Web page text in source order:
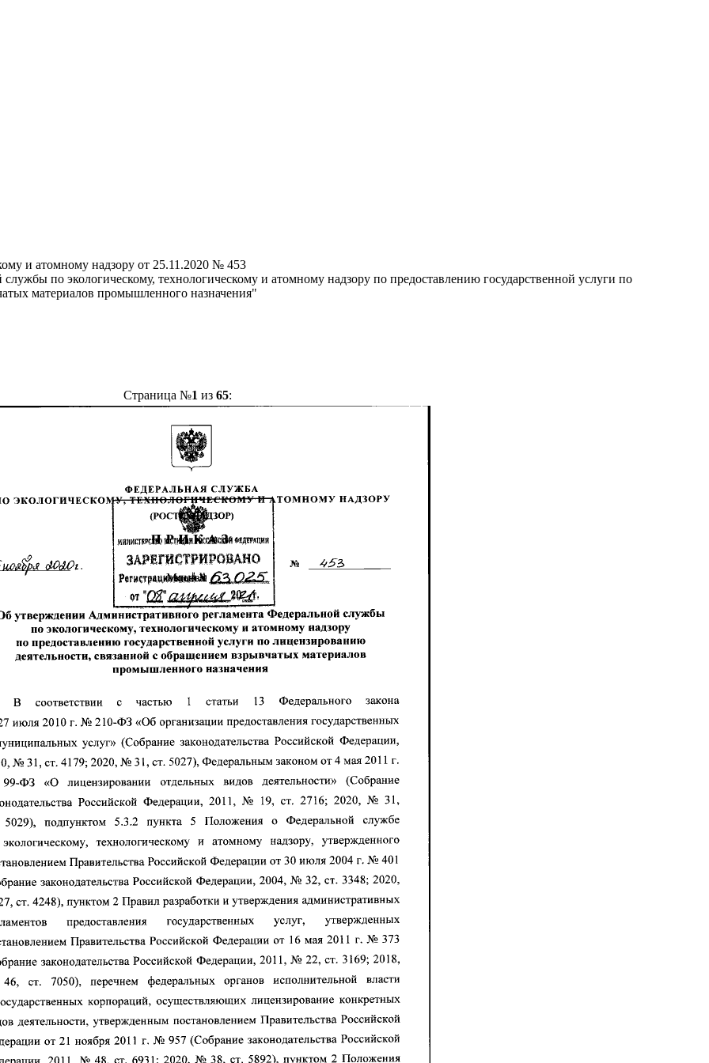
и атомному надзору от 25.11.2020 № 453
по экологическому, технологическому и атомному надзору по предоставлению государственной услуги по
материалов промышленного назначения"
Страница №1 из 65: